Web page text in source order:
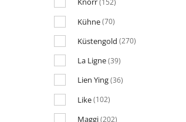
Kühne(70)
Küstengold (270)
La Ligne(39)
Lien Ying(36)
Like(102)
Maggi(202)